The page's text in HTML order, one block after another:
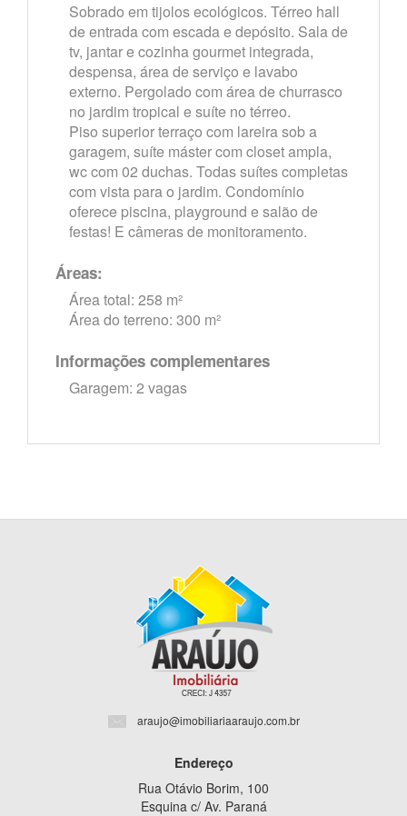
Sobrado em tijolos ecológicos. Térreo hall
de entrada com escada e depósito. Sala de
tv, jantar e cozinha gourmet integrada,
despensa, área de serviço e lavabo
externo. Pergolado com área de churrasco
no jardim tropical e suíte no térreo.
Piso superior terraço com lareira sob a
garagem, suíte máster com closet ampla,
wc com 02 duchas. Todas suítes completas
com vista para o jardim. Condomínio
oferece piscina, playground e salão de
festas! E câmeras de monitoramento.
Áreas:
Área total: 258 m²
Área do terreno: 300 m²
Informações complementares
Garagem: 2 vagas
araujo@imobiliariaaraujo.com.br
Endereço
Rua Otávio Borim, 100
Esquina c/ Av. Paraná